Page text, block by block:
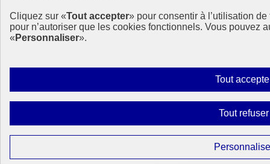
Cliquez sur «Tout accepter» pour consentir à l’utilisation
pour n’autoriser que les cookies fonctionnels. Vous pouvez
« Personnaliser».
Tout
Tout refuser